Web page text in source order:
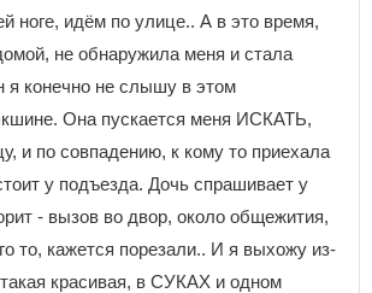
ноге, идём по улице.. А в это время,
не обнаружила меня и стала
я конечно не слышу в этом
Она пускается меня ИСКАТЬ,
и по совпадению, к кому то приехала
у подъезда. Дочь спрашивает у
- вызов во двор, около общежития,
то, кажется порезали.. И я выхожу из-
красивая, в СУКАХ и одном